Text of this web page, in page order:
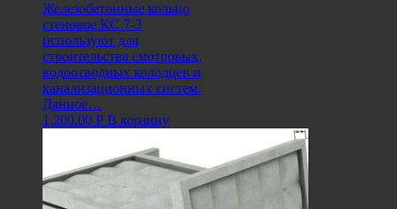
Железобетонные кольцо
стеновое КС 7-3
используют для
строительства смотровых,
водоотводных колодцев и
канализационных систем.
Данное…
1,200.00 Р В корзину